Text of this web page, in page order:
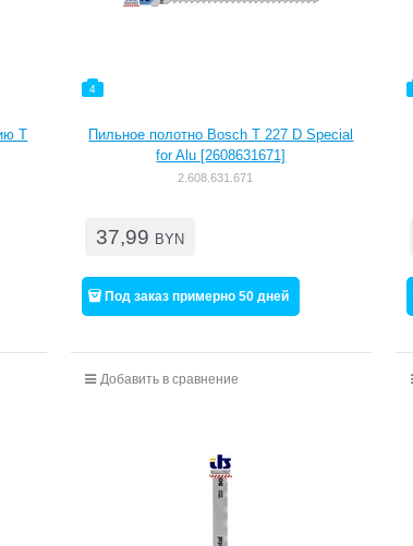
T
4
Пильное полотно Bosch T 227 D Special
for Alu [2608631671]
2.608.631.671
37,99 BYN
Под заказ примерно 50 дней
Добавить в сравнение